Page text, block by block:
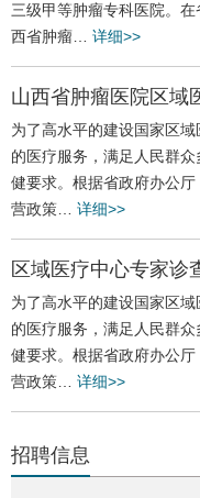
三级甲等肿瘤专科医院。
西省肿瘤… 详细>>
山西省肿瘤医院区域
为了高水平的建设国家区
的医疗服务，满足人民群
健要求。根据省政府办公
营政策… 详细>>
区域医疗中心专家诊
为了高水平的建设国家区
的医疗服务，满足人民群
健要求。根据省政府办公
营政策… 详细>>
招聘信息